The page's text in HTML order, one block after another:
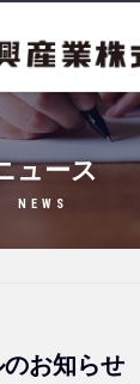
ュース
NEWS
お知らせ